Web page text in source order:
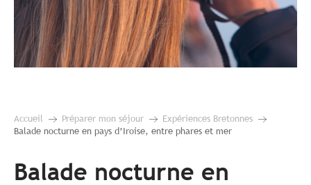
Accueil Préparer mon séjour
Expériences Bretonnes
Balade nocturne en pays d’Iroise, entre phares et mer
Balade nocturne en